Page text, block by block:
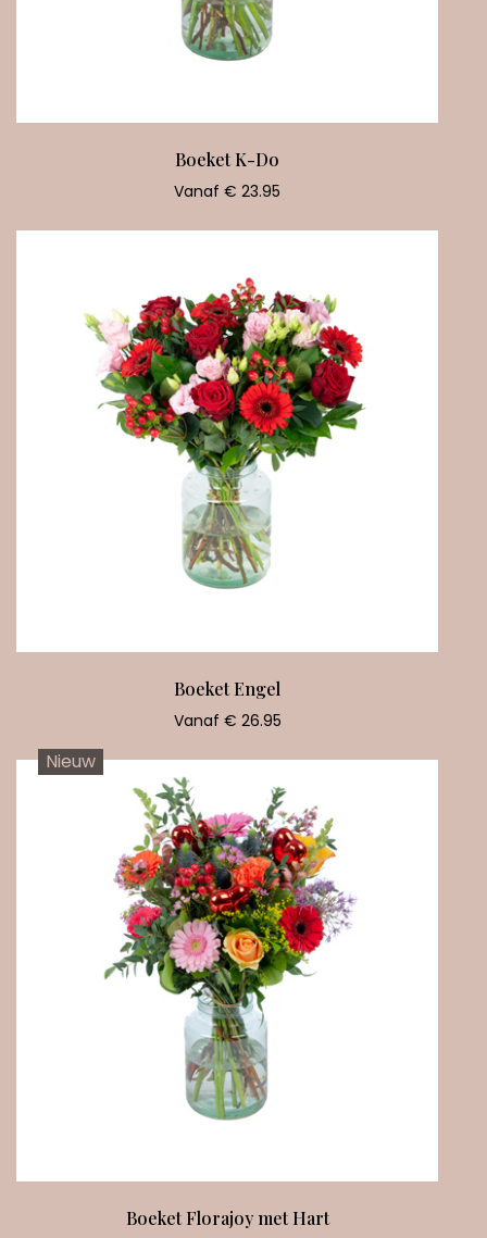
Boeket K-Do
Vanaf € 23.95
Boeket Engel
Vanaf € 26.95
Nieuw
Boeket Florajoy met Hart